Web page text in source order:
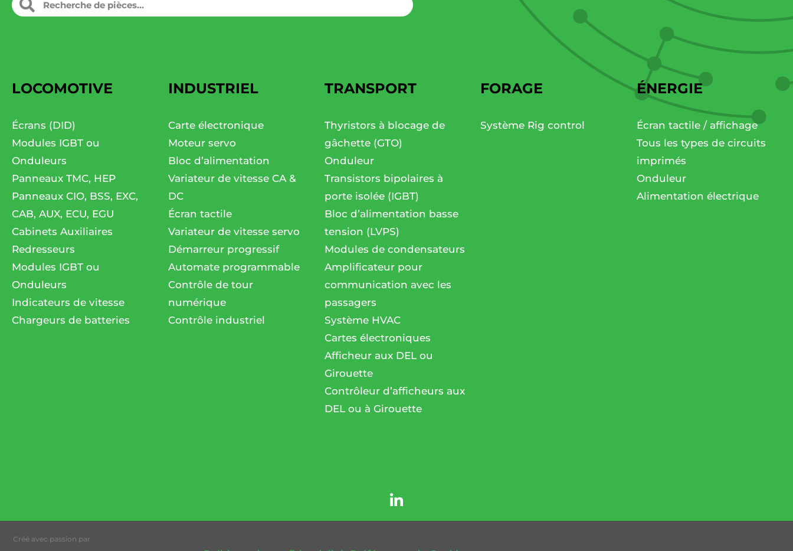
LOCOMOTIVE
Écrans (DID)
Modules IGBT ou
Onduleurs
Panneaux TMC, HEP
Panneaux CIO, BSS, EXC,
CAB, AUX, ECU, EGU
Cabinets Auxiliaires
Redresseurs
Modules IGBT ou
Onduleurs
Indicateurs de vitesse
Chargeurs de batteries
INDUSTRIEL
Carte électronique
Moteur servo
Bloc d’alimentation
Variateur de vitesse CA &
DC
Écran tactile
Variateur de vitesse servo
Démarreur progressif
Automate programmable
Contrôle de tour
numérique
Contrôle industriel
TRANSPORT
Thyristors à blocage de
gâchette (GTO)
Onduleur
Transistors bipolaires à
porte isolée (IGBT)
Bloc d’alimentation basse
tension (LVPS)
Modules de condensateurs
Amplificateur pour
communication avec les
passagers
Système HVAC
Cartes électroniques
Afficheur aux DEL ou
Girouette
Contrôleur d’afficheurs aux
DEL ou à Girouette
FORAGE
Système Rig control
ÉNERGIE
Écran tactile / affichage
Tous les types de circuits
imprimés
Onduleur
Alimentation électrique
Créé avec passion par